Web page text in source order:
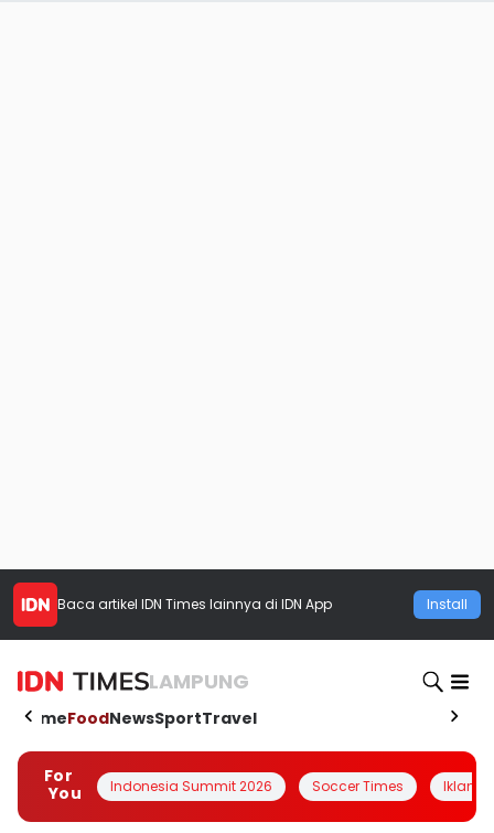
Baca artikel IDN Times lainnya di IDN App Install
LAMPUNG
HomeFoodNewsSportTravel
For
You
Indonesia Summit 2026 Soccer Times Iklanin